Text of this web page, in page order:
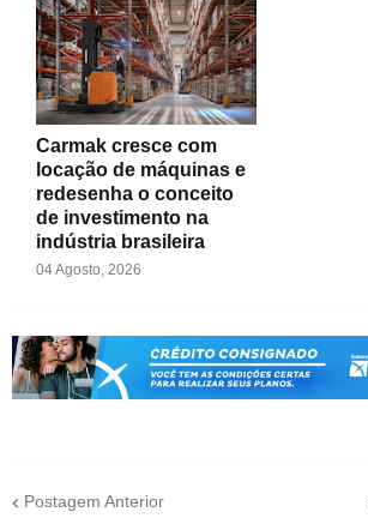
Carmak cresce com
locação de máquinas e
redesenha o conceito
de investimento na
indústria brasileira
04 Agosto, 2026
Postagem Anterior